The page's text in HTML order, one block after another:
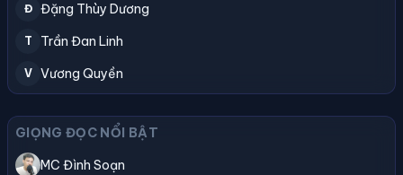
Đ Đặng Thùy Dương
T Trần Đan Linh
V Vương Quyền
GIỌNG ĐỌC NỔI BẬT
MC Đình Soạn